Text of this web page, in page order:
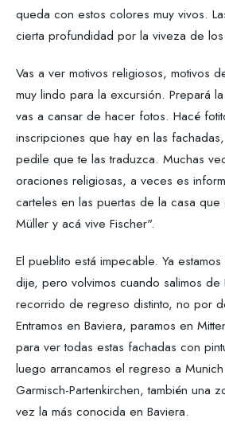
queda con estos colores muy vivos.
cierta profundidad por la viveza de
Vas a ver motivos religiosos, motivos
muy lindo para la excursión. Prepará
vas a cansar de hacer fotos. Hacé
inscripciones que hay en las
pedile que te las traduzca. Muchas
oraciones religiosas, a veces es
carteles en las puertas de la casa
Müller y acá vive Fischer".
El pueblito está impecable. Ya
dije, pero volvimos cuando salimos de
recorrido de regreso distinto, no por
Entramos en Baviera, paramos en
para ver todas estas fachadas con
luego arrancamos el regreso a
Garmisch-Partenkirchen, también una
vez la más conocida en Baviera.